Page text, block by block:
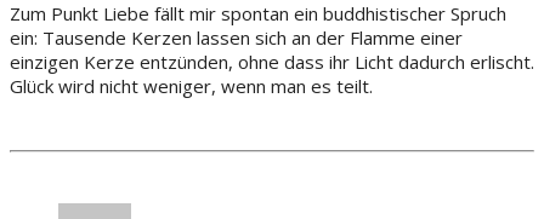
Zum Punkt Liebe fällt mir spontan ein buddhistischer Spruch
ein: Tausende Kerzen lassen sich an der Flamme einer
einzigen Kerze entzünden, ohne dass ihr Licht dadurch erlischt.
Glück wird nicht weniger, wenn man es teilt.